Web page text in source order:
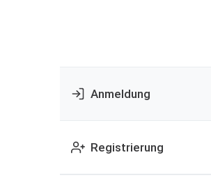
Anmeldung
Registrierung